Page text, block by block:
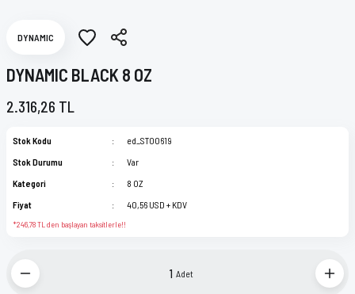
DYNAMIC
DYNAMIC BLACK 8 OZ
2.316,26 TL
Stok Kodu
ed_ST00619
Stok Durumu
Var
Kategori
8 OZ
Fiyat
40,56 USD + KDV
*246,78 TL den başlayan taksitlerle!!
Adet